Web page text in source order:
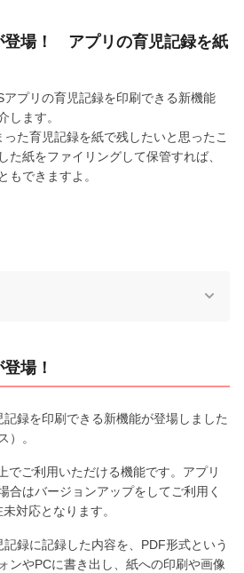
登場！ アプリの育児記録を紙
アプリの育児記録を印刷できる新機能
します。
た育児記録を紙で残したいと思ったこ
た紙をファイリングして保管すれば、
もできますよ。
場！
録を印刷できる新機能が登場しました
）。
ご利用いただける機能です。アプリ
合はバージョンアップをしてご利用く
対応となります。
録に記録した内容を、PDF形式という
ンやPCに書き出し、紙への印刷や画像